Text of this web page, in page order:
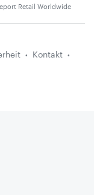
Retail Worldwide
Kontakt